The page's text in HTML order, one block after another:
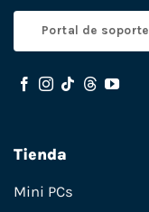
Portal de soporte
Tienda
Mini PCs